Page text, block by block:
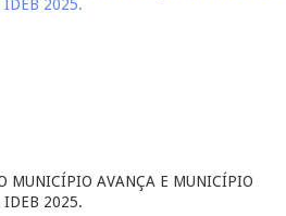
MUNICÍPIO AVANÇA E MUNICÍPIO
IDEB 2025.